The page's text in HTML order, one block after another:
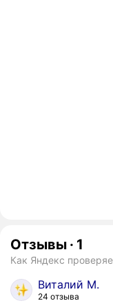
Отзывы · 1
Как Яндекс
Виталий М.
24 отзыва